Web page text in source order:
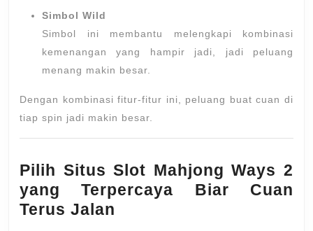
Simbol Wild
Simbol ini membantu melengkapi kombinasi
kemenangan yang hampir jadi, jadi peluang
menang makin besar.
Dengan kombinasi fitur-fitur ini, peluang buat cuan di
tiap spin jadi makin besar.
Pilih Situs Slot Mahjong Ways 2
yang Terpercaya Biar Cuan
Terus Jalan